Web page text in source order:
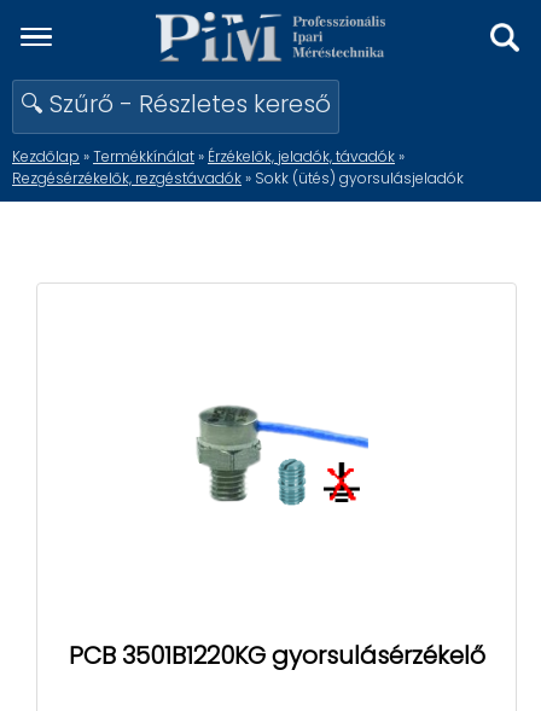
🔍 Szűrő - Részletes kereső
Kezdőlap »Termékkínálat» Érzékelők, jeladók, távadók»
Rezgésérzékelők, rezgéstávadók» Sokk (ütés) gyorsulásjeladók
PCB 3501B1220KG gyorsulásérzékelő